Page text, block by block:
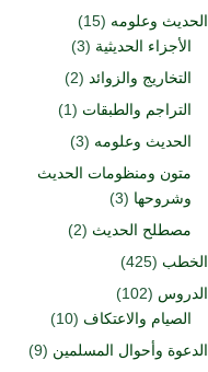
الحديث وعلومه (15)
الأجزاء الحديثية (3)
التخاريج والزوائد (2)
التراجم والطبقات (1)
الحديث وعلومه (3)
متون ومنظومات الحديث
وشروحها (3)
مصطلح الحديث (2)
الخطب (425)
الدروس (102)
الصيام والاعتكاف (10)
الدعوة وأحوال المسلمين (9)